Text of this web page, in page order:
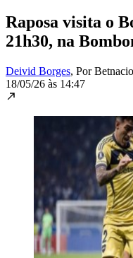
Raposa visita o
21h30, na
Deivid Borges, Por
18/05/26 às 14:47